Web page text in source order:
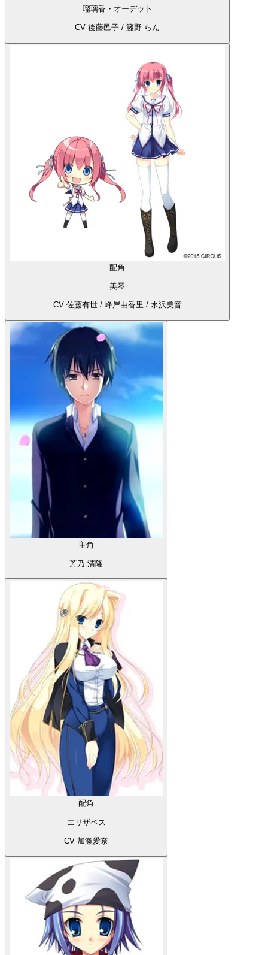
瑠璃香・オーデット
CV 後藤邑子 / 籐野 らん
配角
美琴
CV 佐藤有世 / 峰岸由香里 / 水沢美音
主角
芳乃 清隆
配角
エリザベス
CV 加瀬愛奈